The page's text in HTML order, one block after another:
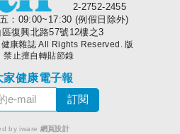
2-2752-2455
：09:00~17:30 (例假日除外)
復興北路57號12樓之3
康雜誌 All Rights Reserved. 版
禁止擅自轉貼節錄
家健康電子報
by iware 網頁設計